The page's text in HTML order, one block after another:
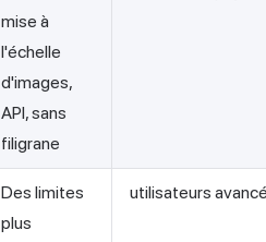
mise à
l'échelle
d'images,
API, sans
filigrane
Des limites
plus
utilisateurs